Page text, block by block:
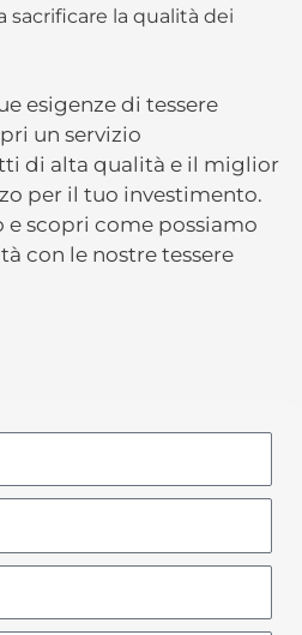
sacrificare la qualità dei
esigenze di tessere
un servizio
di alta qualità e il miglior
per il tuo investimento.
e scopri come possiamo
con le nostre tessere